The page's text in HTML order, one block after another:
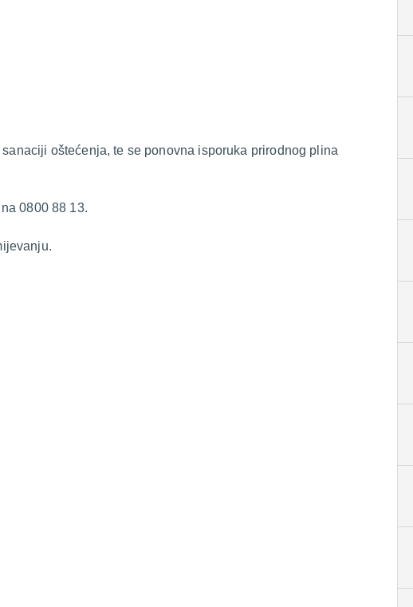
oštećenja, te se ponovna isporuka prirodnog plina
0800 88 13.